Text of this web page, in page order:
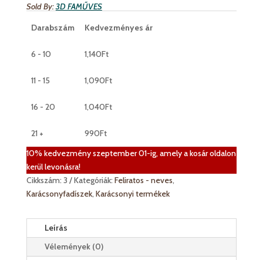
mennyiség
Sold By:3D FAMŰVES
Darabszám
Kedvezményes ár
6 - 10 1,140Ft
11 - 15 1,090Ft
16 - 20 1,040Ft
21 + 990Ft
10% kedvezmény szeptember 01-ig, amely a kosár oldalon
kerül levonásra!
Cikkszám:3 Kategóriák:Feliratos - neves,
Karácsonyfadíszek,Karácsonyi termékek
Leírás
Vélemények (0)